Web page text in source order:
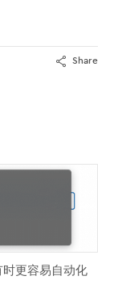
Share
更容易自动化